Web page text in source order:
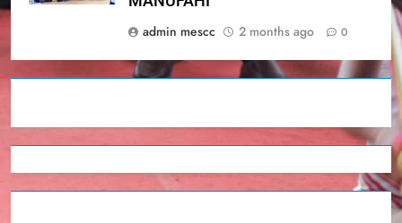
admin mescc
2 months ago 0